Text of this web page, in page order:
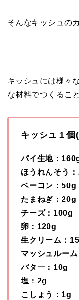
そんなキッシュの
キッシュには様々
な材料でつくるこ
キッシュ１個
パイ生地：
ほうれんそう
ベーコン：50g
たまねぎ：20g
チーズ：100g
卵：120g
生クリーム：
マッシュルー
バター：10g
塩：2g
こしょう：1g